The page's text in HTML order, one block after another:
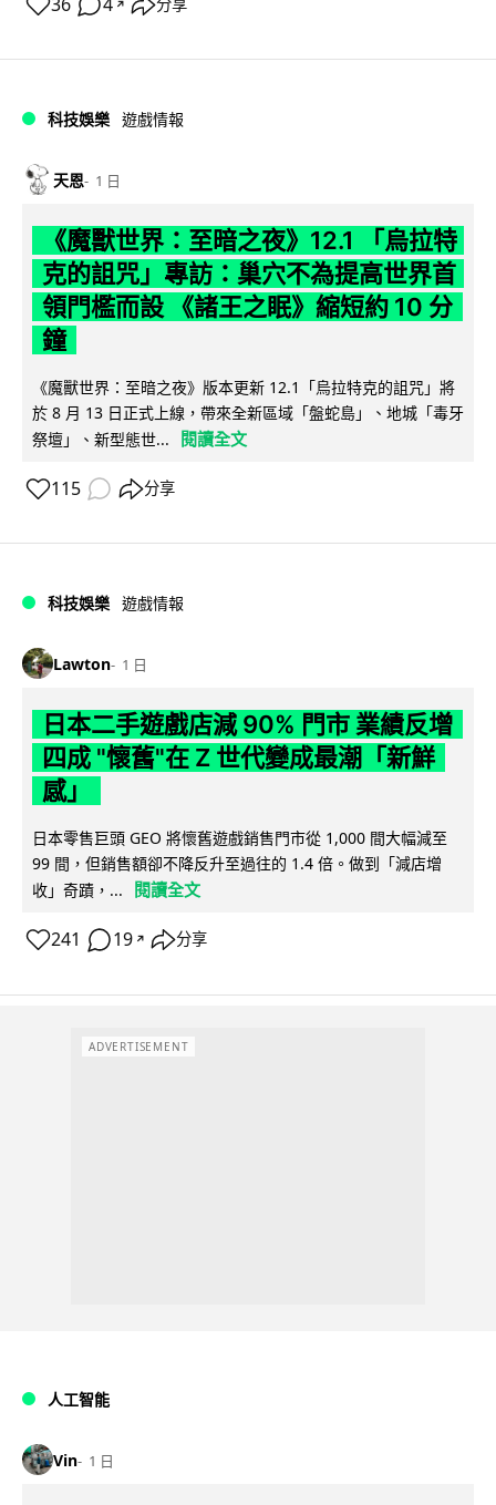
36 4 ↗ 分享
科技娛樂 遊戲情報
天恩 1 日
《魔獸世界：至暗之夜》12.1 「烏拉特
克的詛咒」專訪：巢穴不為提高世界首
領門檻而設 《諸王之眠》縮短約 10 分
鐘
《魔獸世界：至暗之夜》版本更新 12.1「烏拉特克的詛咒」將
於 8 月 13 日正式上線，帶來全新區域「盤蛇島」、地城「毒牙
祭壇」、新型態世...
閱讀全文
115 分享
科技娛樂 遊戲情報
Lawton 1 日
日本二手遊戲店減 90% 門市 業績反增
四成 "懷舊"在 Z 世代變成最潮「新鮮
感」
日本零售巨頭 GEO 將懷舊遊戲銷售門市從 1,000 間大幅減至
99 間，但銷售額卻不降反升至過往的 1.4 倍。做到「減店增
收」奇蹟，...
閱讀全文
241 19 ↗ 分享
ADVERTISEMENT
人工智能
Vin 1 日